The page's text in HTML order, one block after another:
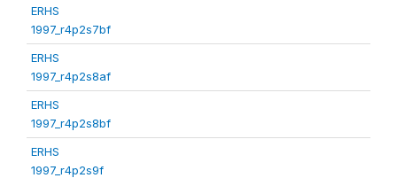
ERHS
1997_r4p2s7bf
ERHS
1997_r4p2s8af
ERHS
1997_r4p2s8bf
ERHS
1997_r4p2s9f